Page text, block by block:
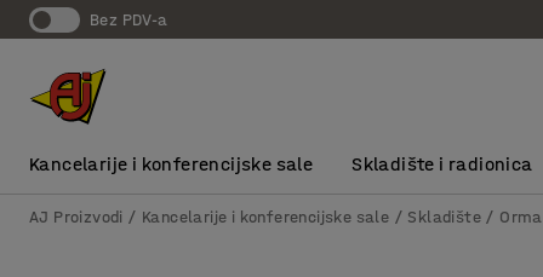
bez PDV-a
Kancelarije i konferencijske sale Skladište i radionica
AJ Proizvodi Kancelarije i konferencijske sale Skladište